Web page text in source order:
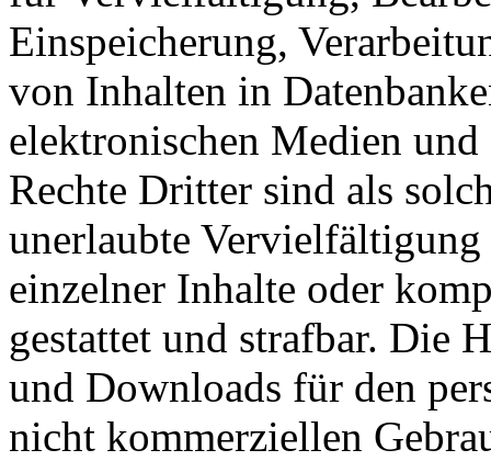
Einspeicherung,
von Inhalten in
elektronischen Medien
Rechte Dritter sind als
unerlaubte Vervielfältigung
einzelner Inhalte oder
gestattet und strafbar. Die
und Downloads für den
nicht kommerziellen